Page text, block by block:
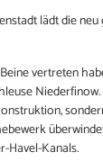
lädt die
vertreten
Havel-Kanals.